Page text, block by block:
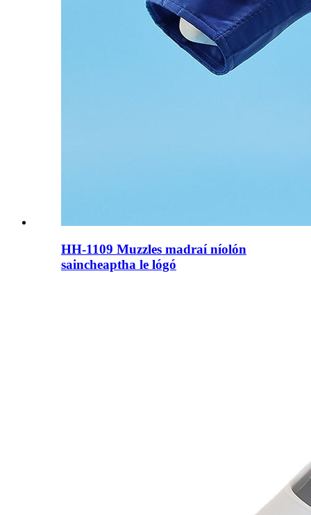
HH-1109 Muzzles madraí níolón
saincheaptha le lógó